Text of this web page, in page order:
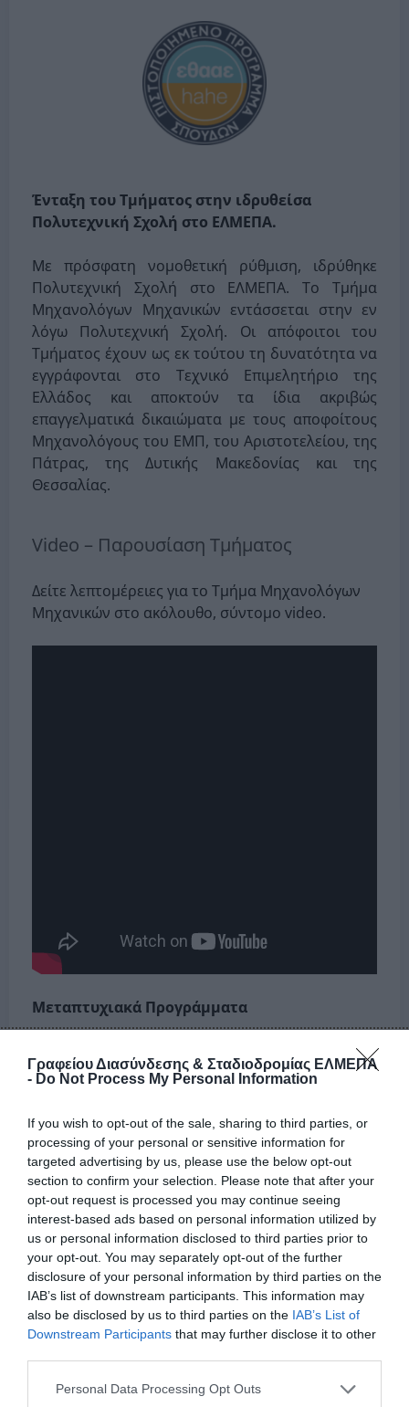
Γραφείου Διασύνδεσης & Σταδιοδρομίας ΕΛΜΕΠΑ
- Do Not Process My Personal Information
If you wish to opt-out of the sale, sharing to third parties, or
processing of your personal or sensitive information for
targeted advertising by us, please use the below opt-out
section to confirm your selection. Please note that after your
opt-out request is processed you may continue seeing
interest-based ads based on personal information utilized by
us or personal information disclosed to third parties prior to
your opt-out. You may separately opt-out of the further
disclosure of your personal information by third parties on the
IAB’s list of downstream participants. This information may
also be disclosed by us to third parties on the IAB’s List of
Downstream Participants that may further disclose it to other
Please note that this website/app uses one or more Google
Personal Data Processing Opt Outs
Ένταξη του Τμήματος στην ιδρυθείσα
Πολυτεχνική Σχολή στο ΕΛΜΕΠΑ.
Με πρόσφατη νομοθετική ρύθμιση, ιδρύθηκε
Πολυτεχνική Σχολή στο ΕΛΜΕΠΑ. Το Τμήμα
Μηχανολόγων Μηχανικών εντάσσεται στην εν
λόγω Πολυτεχνική Σχολή. Οι απόφοιτοι του
Τμήματος έχουν ως εκ τούτου τη δυνατότητα να
εγγράφονται στο Τεχνικό Επιμελητήριο της
Ελλάδος και αποκτούν τα ίδια ακριβώς
επαγγελματικά δικαιώματα με τους αποφοίτους
Μηχανολόγους του ΕΜΠ, του Αριστοτελείου, της
Πάτρας, της Δυτικής Μακεδονίας και της
Θεσσαλίας.
Video – Παρουσίαση Τμήματος
Δείτε λεπτομέρειες για το Τμήμα Μηχανολόγων
Μηχανικών στο ακόλουθο, σύντομο video.
Μεταπτυχιακά Προγράμματα
Πέραν του βασικού τίτλου σπουδών το Τμήμα
Μηχανολόγων Μηχανικών διοργανώνει:
Μεταπτυχιακό πρόγραμμα ειδίκευσης
με τίτλο«Ενεργειακά Συστήματα»
συνεργασία με το τμήμα
Ηλεκτρολόγων Μηχανικών και
Μηχανικών Υπολογιστών του ΕΛΜΕΠΑ
Πρόγραμμα Διδακτορικών Σπουδών
Αγορά Εργασίας
Ο απόφοιτος του Τμήματος, μπορεί να
εργασθεί σε όλο το φάσμα της
παραγωγικής δραστηριότητας:
Ως ελεύθερος επαγγελματίας.
Έχει το
δικαίωμα να εκπονεί μελέτες για